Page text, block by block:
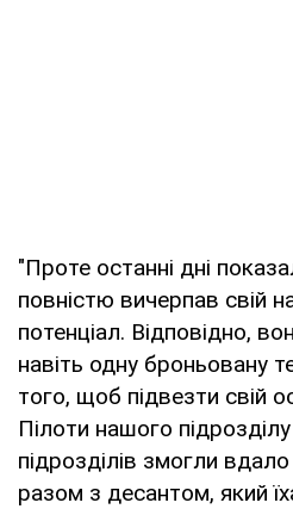
"Проте останні дні
повністю вичерпав свій
потенціал. Відповідно,
навіть одну броньовану
того, щоб підвезти свій
Пілоти нашого
підрозділів змогли
разом з десантом, який